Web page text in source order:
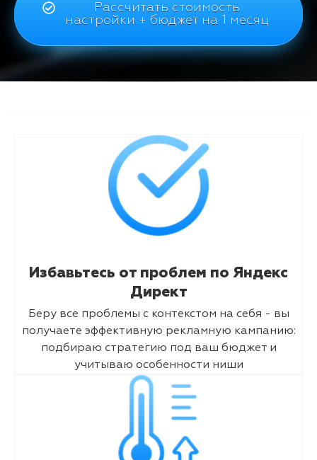
Рассчитать стоимость
настройки + бюджет на 1 месяц
Избавьтесь от проблем по Яндекс
Директ
Беру все проблемы с контекстом на себя - вы
получаете эффективную рекламную кампанию:
подбираю стратегию под ваш бюджет и
учитываю особенности ниши